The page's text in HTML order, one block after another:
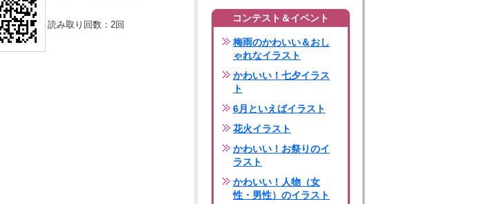
読み取り回数： 2回
コンテスト＆イベント
梅雨のかわいい＆おし
ゃれなイラスト
かわいい！七夕イラス
ト
6月といえばイラスト
花火イラスト
かわいい！お祭りのイ
ラスト
かわいい！人物（女
性・男性）のイラスト